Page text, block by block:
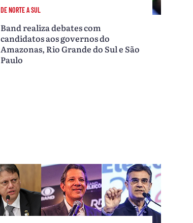
DE NORTE A SUL
Band realiza debates com
candidatos aos governos do
Amazonas, Rio Grande do Sul e São
Paulo